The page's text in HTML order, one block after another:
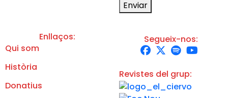
Enviar
Enllaços:
Qui som
Història
Donatius
Segueix-nos:
Revistes del grup: